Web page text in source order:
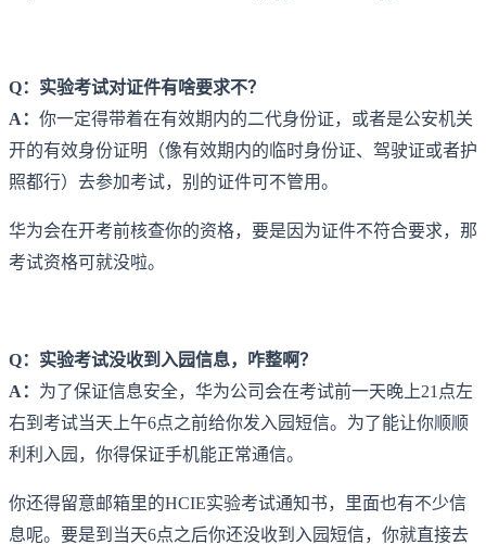
Q：实验考试对证件有啥要求不？
A： 你一定得带着在有效期内的二代身份证，或者是公安机关
开的有效身份证明（像有效期内的临时身份证、驾驶证或者护
照都行）去参加考试，别的证件可不管用。
华为会在开考前核查你的资格，要是因为证件不符合要求，那
考试资格可就没啦。
Q：实验考试没收到入园信息，咋整啊？
A： 为了保证信息安全，华为公司会在考试前一天晚上21点左
右到考试当天上午6点之前给你发入园短信。为了能让你顺顺
利利入园，你得保证手机能正常通信。
你还得留意邮箱里的HCIE实验考试通知书，里面也有不少信
息呢。要是到当天6点之后你还没收到入园短信，你就直接去